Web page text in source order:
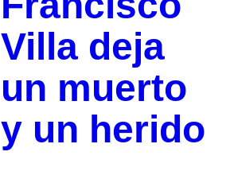
Villa deja
un muerto
y un herido